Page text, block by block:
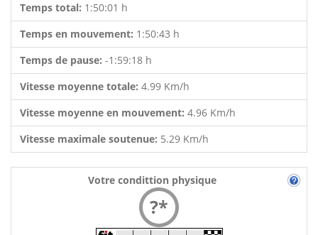
Temps total: 1:50:01 h
Temps en mouvement: 1:50:43 h
Temps de pause: -1:59:18 h
Vitesse moyenne totale: 4.99 Km/h
Vitesse moyenne en mouvement: 4.96 Km/h
Vitesse maximale soutenue: 5.29 Km/h
Votre condittion physique
?*